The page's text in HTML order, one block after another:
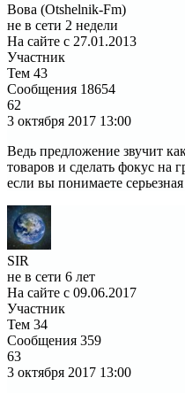
Вова (Otshelnik-Fm)
не в сети 2 недели
На сайте с 27.01.2013
Участник
Тем 43
Сообщения 18654
62
3 октября 2017 13:00
Ведь предложение звучит
товаров и сделать фокус на
если вы понимаете
SIR
не в сети 6 лет
На сайте с 09.06.2017
Участник
Тем 34
Сообщения 359
63
3 октября 2017 13:00